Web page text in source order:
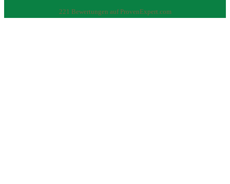
221 Bewertungen auf ProvenExpert.com